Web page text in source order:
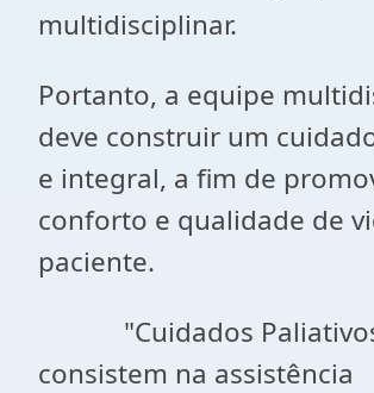
multidisciplinar.
Portanto, a equipe
deve construir um
e integral, a fim de
conforto e qualidade de
paciente.
"Cuidados
consistem na assistência